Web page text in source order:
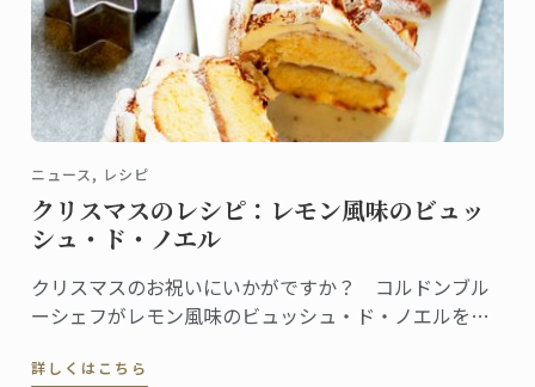
ニュース, レシピ
クリスマスのレシピ：レモン風味のビュッ
シュ・ド・ノエル
クリスマスのお祝いにいかがですか？ コルドンブル
ーシェフがレモン風味のビュッシュ・ド・ノエルをご
詳しくはこちら